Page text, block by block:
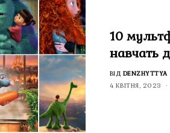
10
навчать
ВІД DENZHYTTYA
4 КВІТНЯ, 2023